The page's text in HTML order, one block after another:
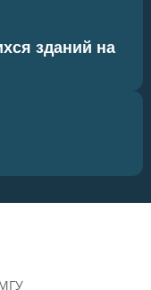
зданий на